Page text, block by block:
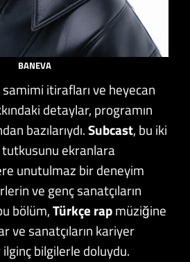
BANEVA
samimi itirafları ve heyecan
detaylar, programın
bazılarıydı.Subcast, bu iki
ekranlara
unutulmaz bir deneyim
ve genç sanatçıların
bölüm,Türkçe rapmüziğine
ve sanatçıların kariyer
bilgilerle doluydu.